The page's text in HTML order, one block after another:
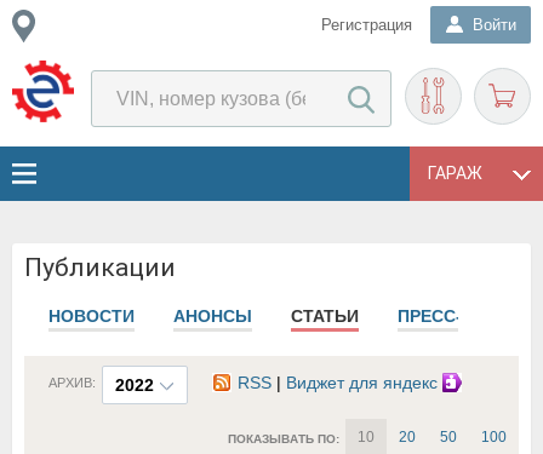
Регистрация Войти
ГАРАЖ
Публикации
НОВОСТИ АНОНСЫ СТАТЬИ ПРЕСС-РЕЛИЗЫ
2022
АРХИВ: RSS | Виджет для яндекс
ПОКАЗЫВАТЬ ПО: 10 20 50 100